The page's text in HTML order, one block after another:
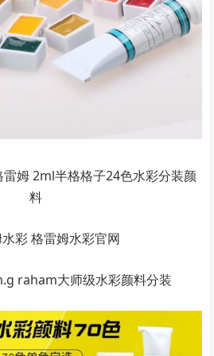
姆 2ml半格格子24色水彩分装颜
料
raham大师级水彩颜料分装